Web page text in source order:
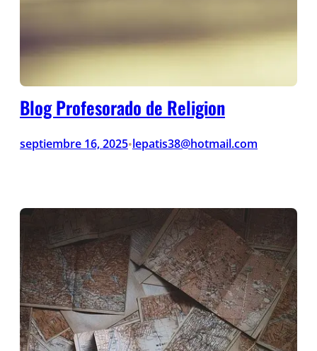
Blog Profesorado de Religion
septiembre 16, 2025•lepatis38@hotmail.com